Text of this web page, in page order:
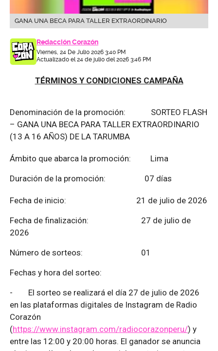
GANA UNA BECA PARA TALLER EXTRAORDINARIO
Redacción Corazón
Viernes, 24 De Julio 2026 3:40 PM
Actualizado el 24 de julio del 2026 3:46 PM
TÉRMINOS Y CONDICIONES CAMPAÑA
Denominación de la promoción: SORTEO FLASH
– GANA UNA BECA PARA TALLER EXTRAORDINARIO
(13 A 16 AÑOS) DE LA TARUMBA
Ámbito que abarca la promoción: Lima
Duración de la promoción: 07 días
Fecha de inicio: 21 de julio de 2026
Fecha de finalización:
27 de julio de
2026
Número de sorteos: 01
Fechas y hora del sorteo:
- El sorteo se realizará el día 27 de julio de 2026
en las plataformas digitales de Instagram de Radio
Corazón
(https://www.instagram.com/radiocorazonperu/) y
entre las 12:00 y 20:00 horas. El ganador se anuncia